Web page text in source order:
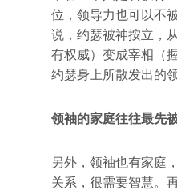
位，领导力也可以不
说，约瑟被神按立，
有权威）变成宰相（
约瑟身上所散发出的
领袖的家庭往往最先
另外，领袖也有家庭
关系，很需要智慧。